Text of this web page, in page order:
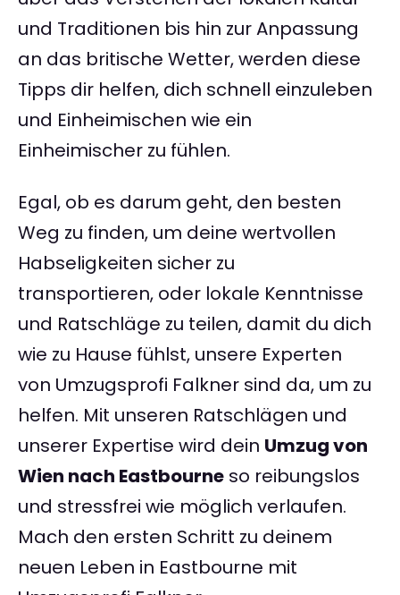
und Traditionen bis hin zur Anpassung
an das britische Wetter, werden diese
Tipps dir helfen, dich schnell einzuleben
und Einheimischen wie ein
Einheimischer zu fühlen.
Egal, ob es darum geht, den besten
Weg zu finden, um deine wertvollen
Habseligkeiten sicher zu
transportieren, oder lokale Kenntnisse
und Ratschläge zu teilen, damit du dich
wie zu Hause fühlst, unsere Experten
von Umzugsprofi Falkner sind da, um zu
helfen. Mit unseren Ratschlägen und
unserer Expertise wird dein Umzug von
Wien nach Eastbourne so reibungslos
und stressfrei wie möglich verlaufen.
Mach den ersten Schritt zu deinem
neuen Leben in Eastbourne mit